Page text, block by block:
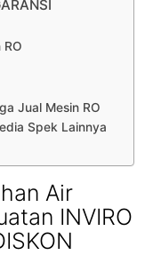
Jual Mesin RO
Spek Lainnya
Air
INVIRO